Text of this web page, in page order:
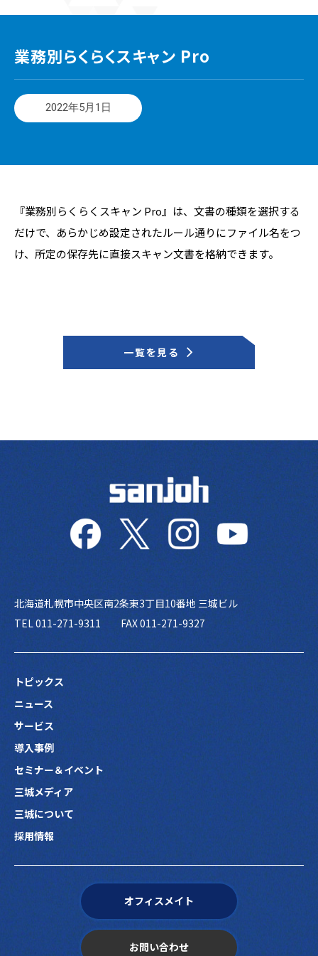
業務別らくらくスキャン Pro
2022年5月1日
『業務別らくらくスキャン Pro』は、文書の種類を選択する
だけで、あらかじめ設定されたルール通りにファイル名をつ
け、所定の保存先に直接スキャン文書を格納できます。
一覧を見る
北海道札幌市中央区南2条東3丁目10番地 三城ビル
TEL 011-271-9311
FAX 011-271-9327
トピックス
ニュース
サービス
導入事例
セミナー＆イベント
三城メディア
三城について
採用情報
オフィスメイト
お問い合わせ